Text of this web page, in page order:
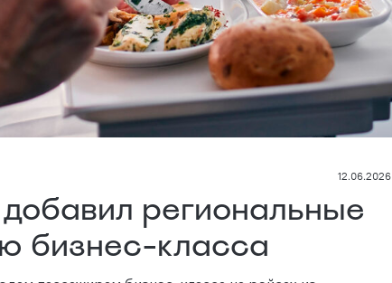
12.06.2026
региональные
бизнес-класса